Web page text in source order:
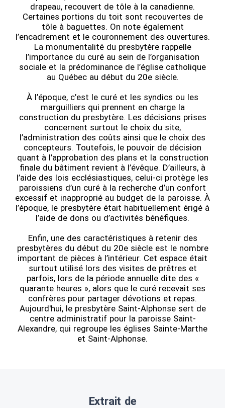
drapeau, recouvert de tôle à la canadienne.
Certaines portions du toit sont recouvertes de
tôle à baguettes. On note également
l’encadrement et le couronnement des ouvertures.
La monumentalité du presbytère rappelle
l’importance du curé au sein de l’organisation
sociale et la prédominance de l’église catholique
au Québec au début du 20e siècle.
À l’époque, c’est le curé et les syndics ou les
marguilliers qui prennent en charge la
construction du presbytère. Les décisions prises
concernent surtout le choix du site,
l’administration des coûts ainsi que le choix des
concepteurs. Toutefois, le pouvoir de décision
quant à l’approbation des plans et la construction
finale du bâtiment revient à l’évêque. D’ailleurs, à
l’aide des lois ecclésiastiques, celui-ci protège les
paroissiens d’un curé à la recherche d’un confort
excessif et inapproprié au budget de la paroisse. À
l’époque, le presbytère était habituellement érigé à
l’aide de dons ou d’activités bénéfiques.
Enfin, une des caractéristiques à retenir des
presbytères du début du 20e siècle est le nombre
important de pièces à l’intérieur. Cet espace était
surtout utilisé lors des visites de prêtres et
parfois, lors de la période annuelle dite des «
quarante heures », alors que le curé recevait ses
confrères pour partager dévotions et repas.
Aujourd'hui, le presbytère Saint-Alphonse sert de
centre administratif pour la paroisse Saint-
Alexandre, qui regroupe les églises Sainte-Marthe
et Saint-Alphonse.
Extrait de